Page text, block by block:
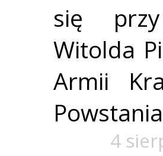
się
Witolda
Armii
4